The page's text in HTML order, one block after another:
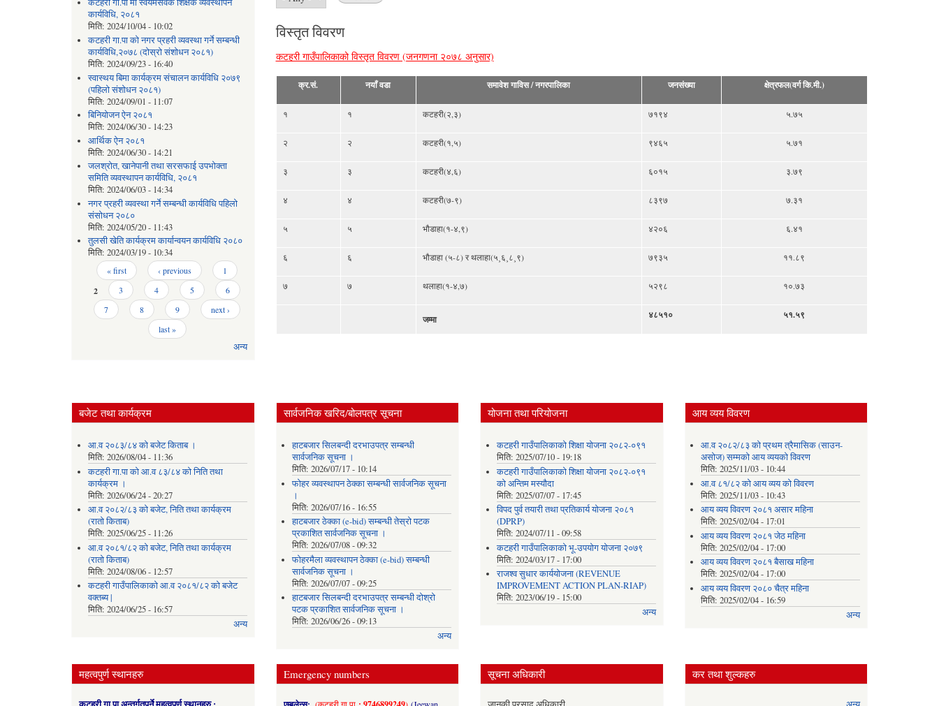
कटहरी गा.पा मा स्वयमसेवक शिक्षक व्यवस्थापन
कार्यविधि, २०८१
मिति: 2024/10/04 - 10:02
कटहरी गा.पा को नगर प्रहरी व्यवस्था गर्ने सम्बन्धी
कार्यविधि,२०७८ (दोस्रो संशोधन २०८१)
मिति: 2024/09/23 - 16:40
स्वास्थय बिमा कार्यक्रम संचालन कार्यविधि २०७९
(पहिलो संशोधन २०८१)
मिति: 2024/09/01 - 11:07
बिनियोजन ऐन २०८१
मिति: 2024/06/30 - 14:23
आर्थिक ऐन २०८१
मिति: 2024/06/30 - 14:21
जलश्रोत, खानेपानी तथा सरसफाई उपभोक्ता
समिति व्यवस्थापन कार्यविधि, २०८१
मिति: 2024/06/03 - 14:34
नगर प्रहरी व्यवस्था गर्ने सम्बन्धी कार्यविधि पहिलो
संसोधन २०८०
मिति: 2024/05/20 - 11:43
तुलसी खेति कार्यक्रम कार्यान्वयन कार्यविधि २०८०
मिति: 2024/03/19 - 10:34
Pages« first ‹ previous 1
2 3 4 5
6
7
8 9
next ›
last »
अन्य
विस्तृत विवरण
कटहरी गाउँपालिकाको विस्तृत विवरण (जनगणना २०७८ अनुसार)
क्र.सं. नयाँ वडा समावेश गाविस / नगरपालिका जनसंख्या क्षेत्रफल(वर्ग कि.मी.)
१ १ कटहरी(२,३) ७१९४ ५.७५
२ २ कटहरी(१,५) ९४६५ ५.७१
३ ३ कटहरी(४,६) ६०१५ ३.७९
४ ४ कटहरी(७-९) ८३९७ ७.३१
५ ५ भौडाहा(१-४,९) ४२०६ ६.४१
६ ६ भौडाहा (५-८) र थलाहा(५¸६¸८¸९) ७९३५ ११.८९
७ ७ थलाहा(१-४,७) ५२९८ १०.७३
जम्मा ४८५१० ५१.५९
बजेट तथा कार्यक्रम
आ.व २०८३/८४ को बजेट किताब ।
मिति: 2026/08/04 - 11:36
कटहरी गा.पा को आ.व ८३/८४ को निति तथा
कार्यक्रम ।
मिति: 2026/06/24 - 20:27
आ.व २०८२/८३ को बजेट, निति तथा कार्यक्रम
(रातो किताब)
मिति: 2025/06/25 - 11:26
आ.व २०८१/८२ को बजेट, निति तथा कार्यक्रम
(रातो किताब)
मिति: 2024/08/06 - 12:57
कटहरी गाउँपालिकाको आ.व २०८१/८२ को बजेट
वक्तब्य |
मिति: 2024/06/25 - 16:57
अन्य
सार्वजनिक खरिद/बोलपत्र सूचना
हाटबजार सिलबन्दी दरभाउपत्र सम्बन्धी
सार्वजनिक सूचना ।
मिति:2026/07/17 - 10:14
फोहर व्यवस्थापन ठेक्का सम्बन्धी सार्वजनिक सूचना
।
मिति:2026/07/16 - 16:55
हाटबजार ठेक्का (e-bid) सम्बन्धी तेस्रो पटक
प्रकाशित सार्वजनिक सूचना ।
मिति:2026/07/08 - 09:32
फोहरमैला व्यवस्थापन ठेक्का (e-bid) सम्बन्धी
सार्वजनिक सूचना ।
मिति:2026/07/07 - 09:25
हाटबजार सिलबन्दी दरभाउपत्र सम्बन्धी दोश्रो
पटक प्रकाशित सार्वजनिक सूचना ।
मिति:2026/06/26 - 09:13
अन्य
योजना तथा परियोजना
कटहरी गाउँपालिकाको शिक्षा योजना २०८२-०९१
मिति: 2025/07/10 - 19:18
कटहरी गाउँपालिकाको शिक्षा योजना २०८२-०९१
को अन्तिम मस्यौदा
मिति: 2025/07/07 - 17:45
विपद पुर्व तयारी तथा प्रतिकार्य योजना २०८१
(DPRP)
मिति: 2024/07/11 - 09:58
कटहरी गाउँपालिकाको भू-उपयोग योजना २०७९
मिति: 2024/03/17 - 17:00
राजश्व सुधार कार्ययोजना (REVENUE
IMPROVEMENT ACTION PLAN-RIAP)
मिति: 2023/06/19 - 15:00
अन्य
आय व्यय विवरण
आ.व २०८२/८३ को प्रथम त्रैमासिक (साउन-
असोज) सम्मको आय व्ययको विवरण
मिति:2025/11/03 - 10:44
आ.व ८१/८२ को आय व्यय को विवरण
मिति:2025/11/03 - 10:43
आय व्यय विवरण २०८१ असार महिना
मिति:2025/02/04 - 17:01
आय व्यय विवरण २०८१ जेठ महिना
मिति:2025/02/04 - 17:00
आय व्यय विवरण २०८१ बैसाख महिना
मिति:2025/02/04 - 17:00
आय व्यय विवरण २०८० चैत्र महिना
मिति:2025/02/04 - 16:59
अन्य
महत्वपुर्ण स्थानहरु Emergency numbers सूचना अधिकारी कर तथा शुल्कहरु